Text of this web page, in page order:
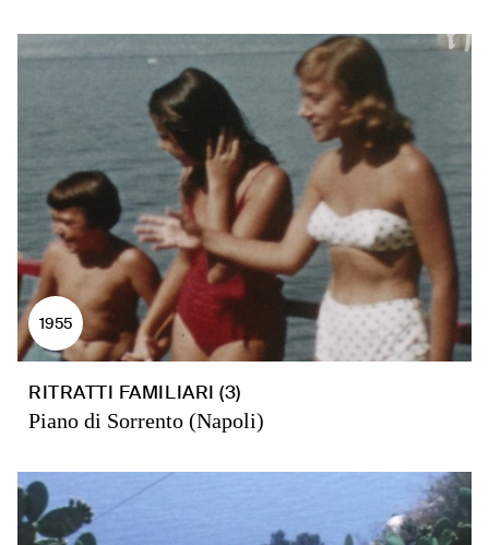
1955
RITRATTI FAMILIARI (3)
Piano di Sorrento (Napoli)